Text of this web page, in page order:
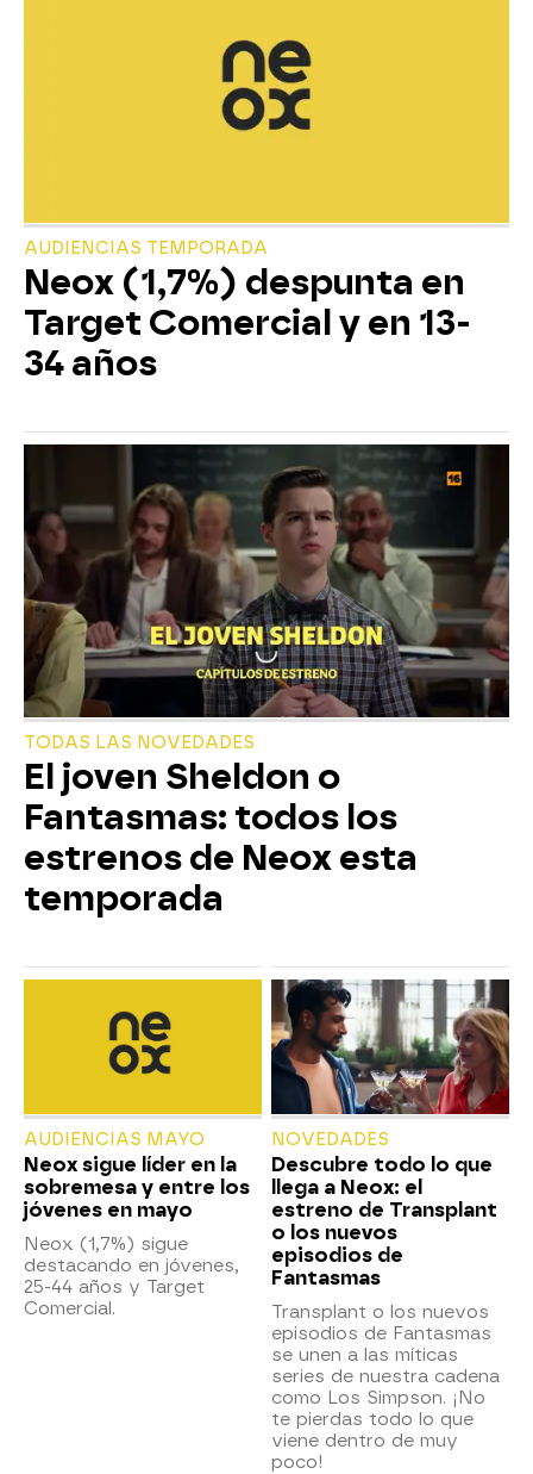
AUDIENCIAS TEMPORADA
Neox (1,7%) despunta en
Target Comercial y en 13-
34 años
TODAS LAS NOVEDADES
El joven Sheldon o
Fantasmas: todos los
estrenos de Neox esta
temporada
AUDIENCIAS MAYO
Neox sigue líder en la
sobremesa y entre los
jóvenes en mayo
Neox (1,7%) sigue
destacando en jóvenes,
25-44 años y Target
Comercial.
NOVEDADES
Descubre todo lo que
llega a Neox: el
estreno de Transplant
o los nuevos
episodios de
Fantasmas
Transplant o los nuevos
episodios de Fantasmas
se unen a las míticas
series de nuestra cadena
como Los Simpson. ¡No
te pierdas todo lo que
viene dentro de muy
poco!